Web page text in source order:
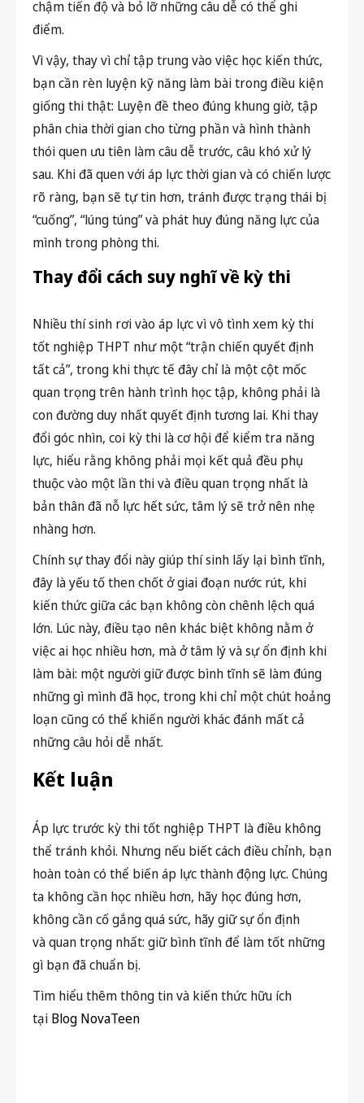
tích kỹ lưỡng luôn mang lại hiệu quả cao hơn nhiều
so với việc làm qua loa nhiều đề.
Làm quen với áp lực thời gian
Nhiều thí sinh dù có nền tảng kiến thức tốt nhưng
vẫn mất điểm đáng tiếc chỉ vì không kiểm soát
được thời gian làm bài. Việc phân bổ thời gian
không hợp lý khiến bạn dễ sa đà vào câu khó, làm
chậm tiến độ và bỏ lỡ những câu dễ có thể ghi
điểm.
bạn cần rèn luyện kỹ năng làm bài trong điều kiện
phân chia thời gian cho từng phần và hình thành
thói quen ưu tiên làm câu dễ trước, câu khó xử lý
sau. Khi đã quen với áp lực thời gian và có chiến lược
rõ ràng, bạn sẽ tự tin hơn, tránh được trạng thái bị
“cuống”, “lúng túng” và phát huy đúng năng lực của
mình trong phòng thi.
Thay đổi cách suy nghĩ về kỳ thi
Nhiều thí sinh rơi vào áp lực vì vô tình xem kỳ thi
tất cả”, trong khi thực tế đây chỉ là một cột mốc
quan trọng trên hành trình học tập, không phải là
con đường duy nhất quyết định tương lai. Khi thay
đổi góc nhìn, coi kỳ thi là cơ hội để kiểm tra năng
lực, hiểu rằng không phải mọi kết quả đều phụ
thuộc vào một lần thi và điều quan trọng nhất là
bản thân đã nỗ lực hết sức, tâm lý sẽ trở nên nhẹ
nhàng hơn.
đây là yếu tố then chốt ở giai đoạn nước rút, khi
lớn. Lúc này, điều tạo nên khác biệt không nằm ở
việc ai học nhiều hơn, mà ở tâm lý và sự ổn định khi
làm bài: một người giữ được bình tĩnh sẽ làm đúng
những gì mình đã học, trong khi chỉ một chút hoảng
loạn cũng có thể khiến người khác đánh mất cả
những câu hỏi dễ nhất.
Kết luận
Áp lực trước kỳ thi tốt nghiệp THPT là điều không